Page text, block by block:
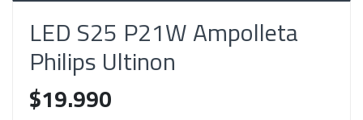
LED S25 P21W Ampolleta
Philips Ultinon
$19.990